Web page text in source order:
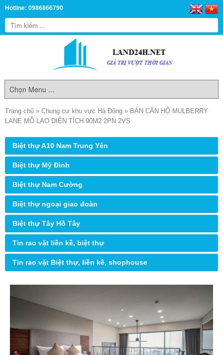
Hotline: 0986866790
Trang chủ » Chung cư khu vực Hà Đông » BÁN CĂN HỘ MULBERRY
LANE MỖ LAO DIỆN TÍCH 90M2 2PN 2VS
Biệt thự A10 Nam Trung Yên
Biệt thự Mỹ Đình
Biệt thự Nam Cường
Biệt thự ngoại giao đoàn
Biệt thự Tây Hồ Tây
Tin rao vặt liền kề, biệt thự
Tin rao vặt Biệt thự, liền kề, shophouse